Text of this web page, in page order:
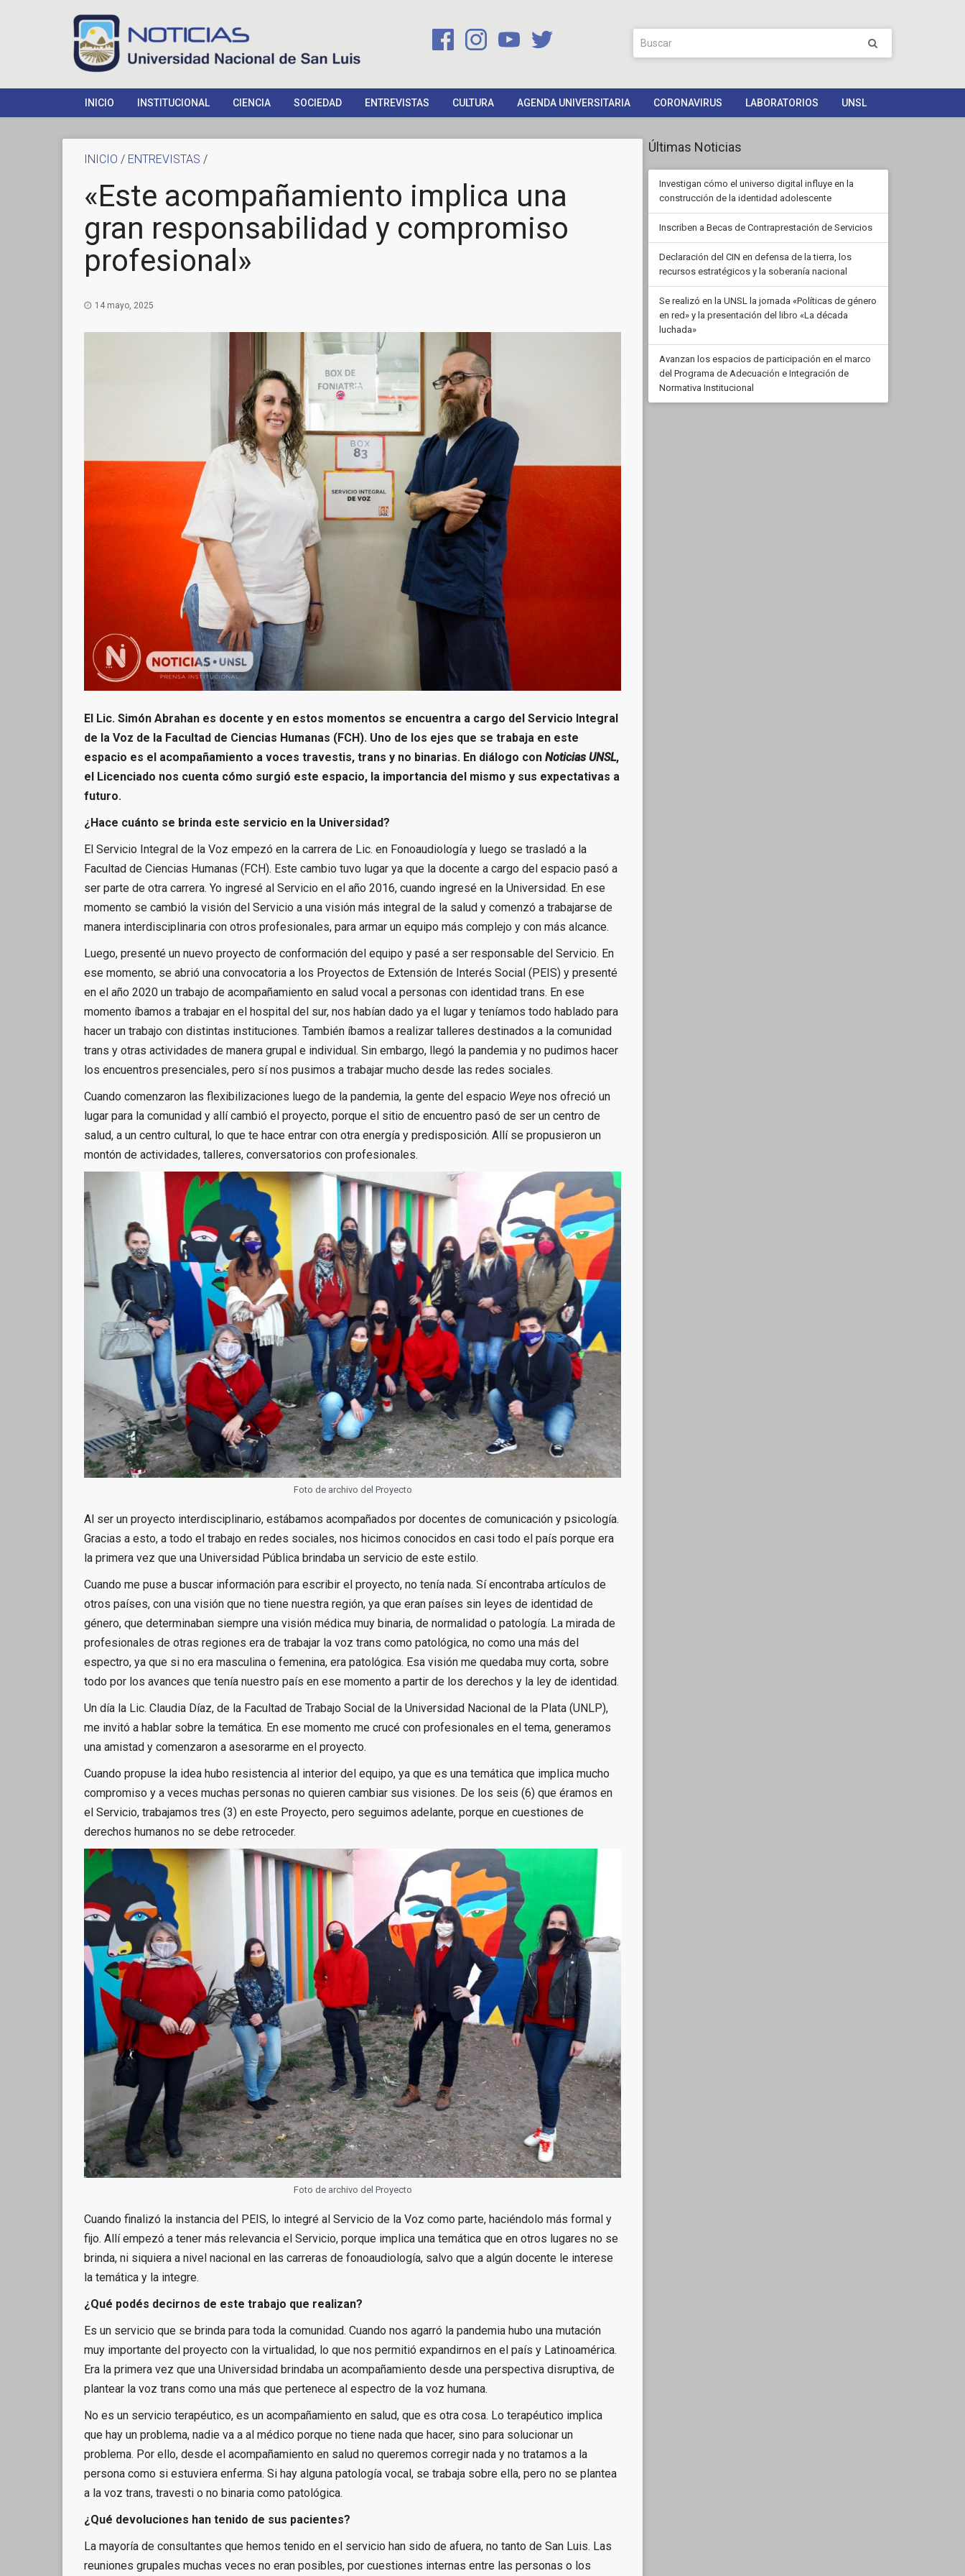
INICIO INSTITUCIONAL CIENCIA SOCIEDAD ENTREVISTAS CULTURA AGENDA UNIVERSITARIA CORONAVIRUS LABORATORIOS UNSL
INICIO / ENTREVISTAS /
«Este acompañamiento implica una
gran responsabilidad y compromiso
profesional»
14 mayo, 2025
El Lic. Simón Abrahan es docente y en estos momentos se encuentra a cargo del Servicio Integral
de la Voz de la Facultad de Ciencias Humanas (FCH). Uno de los ejes que se trabaja en este
espacio es el acompañamiento a voces travestis, trans y no binarias. En diálogo con Noticias UNSL,
el Licenciado nos cuenta cómo surgió este espacio, la importancia del mismo y sus expectativas a
futuro.
¿Hace cuánto se brinda este servicio en la Universidad?
El Servicio Integral de la Voz empezó en la carrera de Lic. en Fonoaudiología y luego se trasladó a la
Facultad de Ciencias Humanas (FCH). Este cambio tuvo lugar ya que la docente a cargo del espacio pasó a
ser parte de otra carrera. Yo ingresé al Servicio en el año 2016, cuando ingresé en la Universidad. En ese
momento se cambió la visión del Servicio a una visión más integral de la salud y comenzó a trabajarse de
manera interdisciplinaria con otros profesionales, para armar un equipo más complejo y con más alcance.
Luego, presenté un nuevo proyecto de conformación del equipo y pasé a ser responsable del Servicio. En
ese momento, se abrió una convocatoria a los Proyectos de Extensión de Interés Social (PEIS) y presenté
en el año 2020 un trabajo de acompañamiento en salud vocal a personas con identidad trans. En ese
momento íbamos a trabajar en el hospital del sur, nos habían dado ya el lugar y teníamos todo hablado para
hacer un trabajo con distintas instituciones. También íbamos a realizar talleres destinados a la comunidad
trans y otras actividades de manera grupal e individual. Sin embargo, llegó la pandemia y no pudimos hacer
los encuentros presenciales, pero sí nos pusimos a trabajar mucho desde las redes sociales.
Cuando comenzaron las flexibilizaciones luego de la pandemia, la gente del espacio Weye nos ofreció un
lugar para la comunidad y allí cambió el proyecto, porque el sitio de encuentro pasó de ser un centro de
salud, a un centro cultural, lo que te hace entrar con otra energía y predisposición. Allí se propusieron un
montón de actividades, talleres, conversatorios con profesionales.
Foto de archivo del Proyecto
Al ser un proyecto interdisciplinario, estábamos acompañados por docentes de comunicación y psicología.
Gracias a esto, a todo el trabajo en redes sociales, nos hicimos conocidos en casi todo el país porque era
la primera vez que una Universidad Pública brindaba un servicio de este estilo.
Cuando me puse a buscar información para escribir el proyecto, no tenía nada. Sí encontraba artículos de
otros países, con una visión que no tiene nuestra región, ya que eran países sin leyes de identidad de
género, que determinaban siempre una visión médica muy binaria, de normalidad o patología. La mirada de
profesionales de otras regiones era de trabajar la voz trans como patológica, no como una más del
espectro, ya que si no era masculina o femenina, era patológica. Esa visión me quedaba muy corta, sobre
todo por los avances que tenía nuestro país en ese momento a partir de los derechos y la ley de identidad.
Un día la Lic. Claudia Díaz, de la Facultad de Trabajo Social de la Universidad Nacional de la Plata (UNLP),
me invitó a hablar sobre la temática. En ese momento me crucé con profesionales en el tema, generamos
una amistad y comenzaron a asesorarme en el proyecto.
Cuando propuse la idea hubo resistencia al interior del equipo, ya que es una temática que implica mucho
compromiso y a veces muchas personas no quieren cambiar sus visiones. De los seis (6) que éramos en
el Servicio, trabajamos tres (3) en este Proyecto, pero seguimos adelante, porque en cuestiones de
derechos humanos no se debe retroceder.
Foto de archivo del Proyecto
Cuando finalizó la instancia del PEIS, lo integré al Servicio de la Voz como parte, haciéndolo más formal y
fijo. Allí empezó a tener más relevancia el Servicio, porque implica una temática que en otros lugares no se
brinda, ni siquiera a nivel nacional en las carreras de fonoaudiología, salvo que a algún docente le interese
la temática y la integre.
¿Qué podés decirnos de este trabajo que realizan?
Es un servicio que se brinda para toda la comunidad. Cuando nos agarró la pandemia hubo una mutación
muy importante del proyecto con la virtualidad, lo que nos permitió expandirnos en el país y Latinoamérica.
Era la primera vez que una Universidad brindaba un acompañamiento desde una perspectiva disruptiva, de
plantear la voz trans como una más que pertenece al espectro de la voz humana.
No es un servicio terapéutico, es un acompañamiento en salud, que es otra cosa. Lo terapéutico implica
que hay un problema, nadie va a al médico porque no tiene nada que hacer, sino para solucionar un
problema. Por ello, desde el acompañamiento en salud no queremos corregir nada y no tratamos a la
persona como si estuviera enferma. Si hay alguna patología vocal, se trabaja sobre ella, pero no se plantea
a la voz trans, travesti o no binaria como patológica.
¿Qué devoluciones han tenido de sus pacientes?
La mayoría de consultantes que hemos tenido en el servicio han sido de afuera, no tanto de San Luis. Las
reuniones grupales muchas veces no eran posibles, por cuestiones internas entre las personas o los
Últimas Noticias
Investigan cómo el universo digital influye en la
construcción de la identidad adolescente
Inscriben a Becas de Contraprestación de Servicios
Declaración del CIN en defensa de la tierra, los
recursos estratégicos y la soberanía nacional
Se realizó en la UNSL la jornada «Políticas de género
en red» y la presentación del libro «La década
luchada»
Avanzan los espacios de participación en el marco
del Programa de Adecuación e Integración de
Normativa Institucional